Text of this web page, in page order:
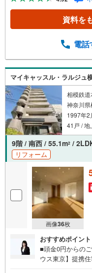
物件ご成約キャ
らう」「見学予
い。※必ず
客様からのお言
らまずは、お気
か？何も決まっ
聞かせ下さい！
カレンダー」も
もお客様のお問合
資料を
電話
マイキャッスル・ラルジュ
相模鉄
神奈川
1997年2
41戸 / 地
9階 / 南西 / 55.1m2 /
リフォーム
画像36枚
おすすめポイント
■頭金0円からの
ウス東京】提携